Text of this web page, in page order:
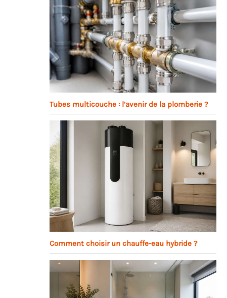
Tubes multicouche : l’avenir de la plomberie ?
Comment choisir un chauffe-eau hybride ?